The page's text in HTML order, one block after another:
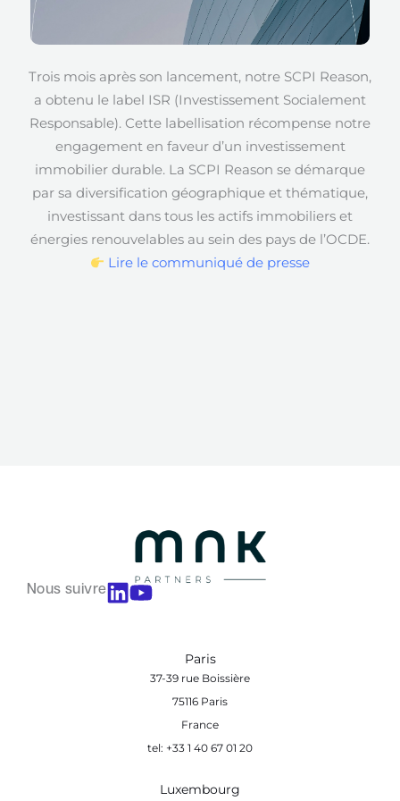
Trois mois après son lancement, notre SCPI Reason,
a obtenu le label ISR (Investissement Socialement
Responsable). Cette labellisation récompense notre
engagement en faveur d’un investissement
immobilier durable. La SCPI Reason se démarque
par sa diversification géographique et thématique,
investissant dans tous les actifs immobiliers et
énergies renouvelables au sein des pays de l’OCDE.
Lire le communiqué de presse
Nous suivre
Paris
37-39 rue Boissière
75116 Paris
France
tel: +33 1 40 67 01 20
Luxembourg